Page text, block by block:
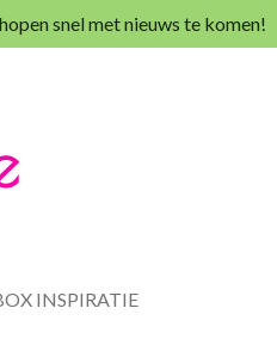
snel met nieuws te komen!
INSPIRATIE